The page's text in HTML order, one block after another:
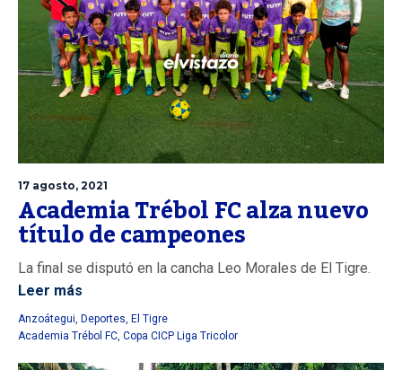
17 agosto, 2021
Academia Trébol FC alza nuevo
título de campeones
La final se disputó en la cancha Leo Morales de El Tigre.
Leer más
Anzoátegui, Deportes, El Tigre
Academia Trébol FC, Copa CICP Liga Tricolor